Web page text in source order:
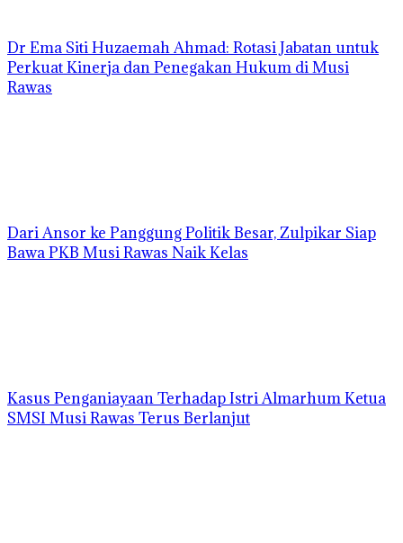
Dr Ema Siti Huzaemah Ahmad: Rotasi Jabatan untuk
Perkuat Kinerja dan Penegakan Hukum di Musi
Rawas
Dari Ansor ke Panggung Politik Besar, Zulpikar Siap
Bawa PKB Musi Rawas Naik Kelas
Kasus Penganiayaan Terhadap Istri Almarhum Ketua
SMSI Musi Rawas Terus Berlanjut